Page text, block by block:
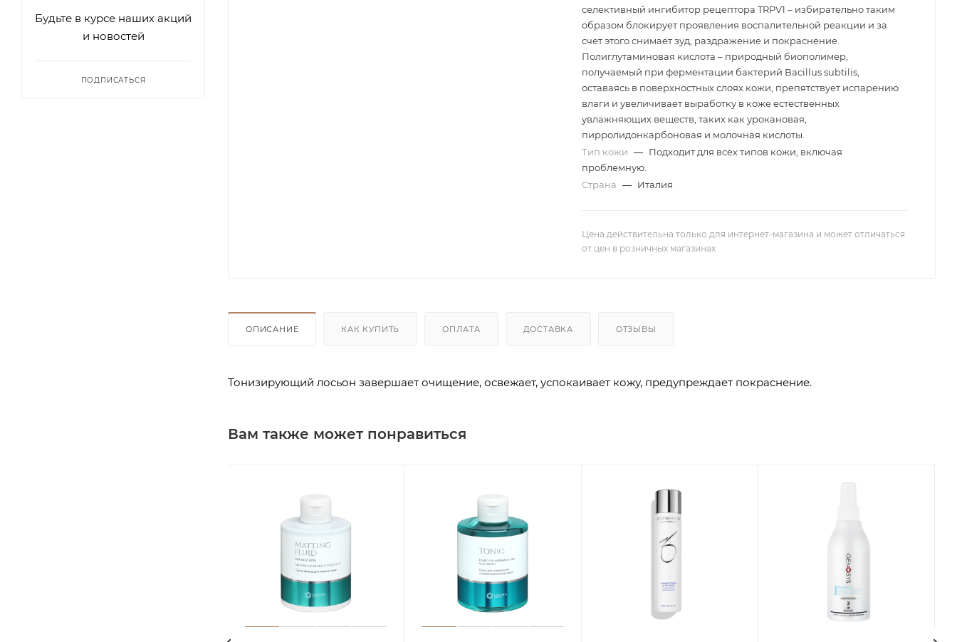
селективный ингибитор рецептора TRPV1 – избирательно таким
образом блокирует проявления воспалительной реакции и за
счет этого снимает зуд, раздражение и покраснение.
Полиглутаминовая кислота – природный биополимер,
получаемый при ферментации бактерий Bacillus subtilis,
оставаясь в поверхностных слоях кожи, препятствует испарению
влаги и увеличивает выработку в коже естественных
увлажняющих веществ, таких как урокановая,
пирролидонкарбоновая и молочная кислоты.
Тип кожи — Подходит для всех типов кожи, включая
проблемную.
Страна — Италия
Цена действительна только для интернет-магазина и может отличаться
от цен в розничных магазинах
ОПИСАНИЕ КАК КУПИТЬ ОПЛАТА ДОСТАВКА ОТЗЫВЫ
Тонизирующий лосьон завершает очищение, освежает, успокаивает кожу, предупреждает покраснение.
Вам также может понравиться
Будьте в курсе наших акций
и новостей
ПОДПИСАТЬСЯ